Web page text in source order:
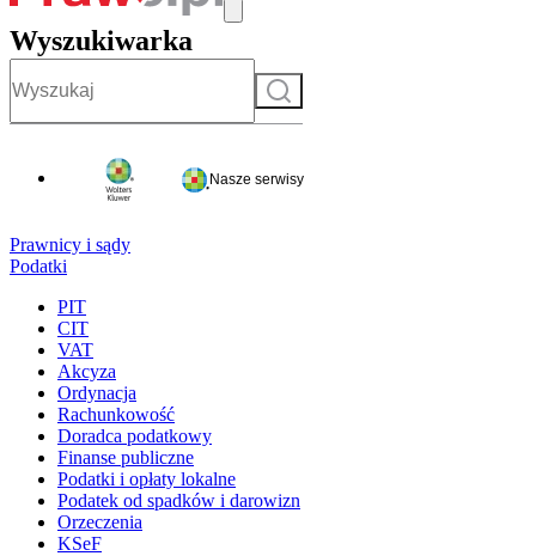
Wyszukiwarka
Szukaj
Nasze serwisy
Prawnicy i sądy
Podatki
PIT
CIT
VAT
Akcyza
Ordynacja
Rachunkowość
Doradca podatkowy
Finanse publiczne
Podatki i opłaty lokalne
Podatek od spadków i darowizn
Orzeczenia
KSeF